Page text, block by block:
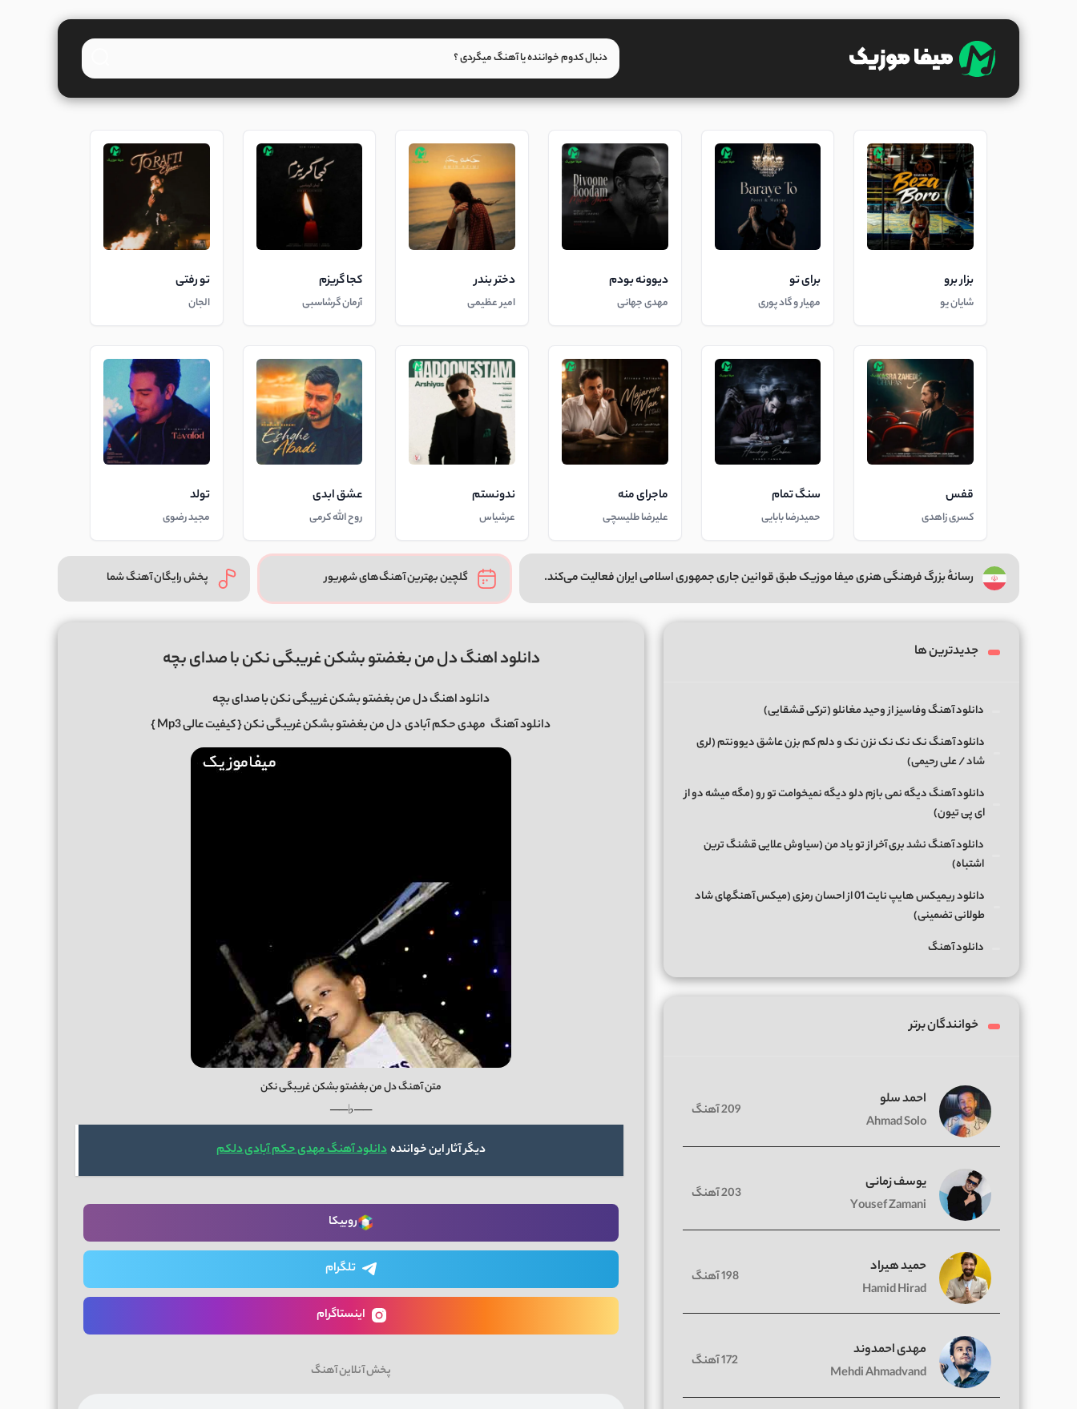
بزار برو
شایان یو
برای تو
مهیار و گاد پوری
دیوونه بودم
مهدی جهانی
دختر بندر
امیر عظیمی
کجا گریزم
آرمان گرشاسبی
تو رفتی
الجان
قفس
کسری زاهدی
سنگ تمام
حمیدرضا بابایی
ماجرای منه
علیرضا طلیسچی
ندونستم
عرشیاس
عشق ابدی
روح الله کرمی
تولد
مجید رضوی
رسانهٔ بزرگ فرهنگی هنری میفا موزیک طبق قوانین جاری جمهوری اسلامی ایران فعالیت می‌کند. گلچین بهترین آهنگ‌های شهریور پخش رایگان آهنگ شما
دانلود اهنگ دل من بغضتو بشکن غریبگی نکن با صدای بچه
دانلود اهنگ دل من بغضتو بشکن غریبگی نکن با صدای بچه
دانلود آهنگ مهدی حکم آبادیدل من بغضتو بشکن غریبگی نکن{ کیفیت عالی Mp3 }
متن آهنگ دل من بغضتو بشکن غریبگی نکن
──♭──
دیگر آثار این خوانندهدانلود آهنگ مهدی حکم آبادی دلکم
روبیکا
تلگرام
اینستاگرام
پخش آنلاین آهنگ
جدیدترین ها
دانلود آهنگ وفاسیز از وحید مغانلو (ترکی قشقایی)
دانلود آهنگ نک نک نک نزن نک و دلم کم بزن عاشق دیوونتم (لری
شاد / علی رحیمی)
دانلود آهنگ دیگه نمی بازم دلو دیگه نمیخوامت تو رو (مگه میشه دو از
ای پی تیون)
دانلود آهنگ نشد بری آخر از تو یاد من (سیاوش علایی قشنگ ترین
اشتباه)
دانلود ریمیکس هایپ نایت 01 از احسان رمزی (میکس آهنگهای شاد
طولانی تضمینی)
دانلود آهنگ
خوانندگان برتر
احمد سلو
Ahmad Solo
209 آهنگ
یوسف زمانی
Yousef Zamani
203 آهنگ
حمید هیراد
Hamid Hirad
198 آهنگ
مهدی احمدوند
Mehdi Ahmadvand
172 آهنگ